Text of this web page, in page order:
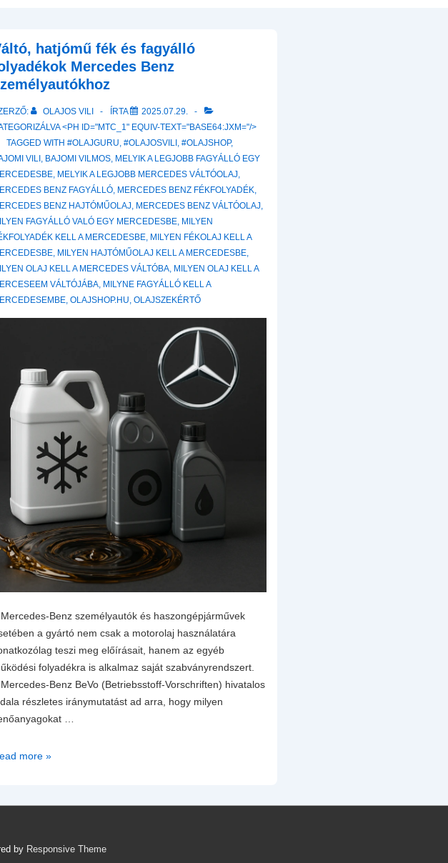
hatjómű fék és fagyálló
Mercedes Benz
OLAJOS VILI ÍRTA
2025.07.29.
<PH ID="MTC_1" EQUIV-TEXT="BASE64:JXM="/>
TAGGED WITH#OLAJGURU,#OLAJOSVILI ,#OLAJSHOP,
VILI , BAJOMI VILMOS, MELYIK A LEGJOBB FAGYÁLLÓ EGY
, MELYIK A LEGJOBB MERCEDES VÁLTÓOLAJ,
BENZ FAGYÁLLÓ, MERCEDES BENZ FÉKFOLYADÉK,
BENZ HAJTÓMŰOLAJ, MERCEDES BENZ VÁLTÓOLAJ,
FAGYÁLLÓ VALÓ EGY MERCEDESBE, MILYEN
KELL A MERCEDESBE, MILYEN FÉKOLAJ KELL A
, MILYEN HAJTÓMŰOLAJ KELL A MERCEDESBE,
OLAJ KELL A MERCEDES VÁLTÓBA, MILYEN OLAJ KELL A
VÁLTÓJÁBA, MILYNE FAGYÁLLÓ KELL A
,OLAJSHOP.HU,OLAJSZEKÉRTŐ
Mercedes-Benz személyautók és haszongépjárművek
a gyártó nem csak a motorolaj használatára
teszi meg előírásait, hanem az egyéb
folyadékra is alkalmaz saját szabványrendszert.
Mercedes-Benz BeVo (Betriebsstoff-Vorschriften) hivatalos
részletes iránymutatást ad arra, hogy milyen
…
more »
by Responsive Theme